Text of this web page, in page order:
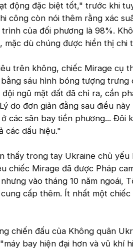
động đặc biệt tốt," trước khi
công còn nói thêm rằng xác
của đối phương là 98%.
mặc dù chúng được hiển thị chi
trên không, chiếc Mirage cụ
sáu hình bóng tượng trưng
ngũ mặt đất đã chỉ ra, cần
do đơn giản đằng sau điều
các sân bay tiền phương... Đôi
các dấu hiệu."
thấy trong tay Ukraine chủ yếu
chiếc Mirage đã được Pháp
vào tháng 10 năm ngoái,
cấp thêm. Ít nhất một
chiến đấu của Không quân
bay hiện đại hơn và vũ khí